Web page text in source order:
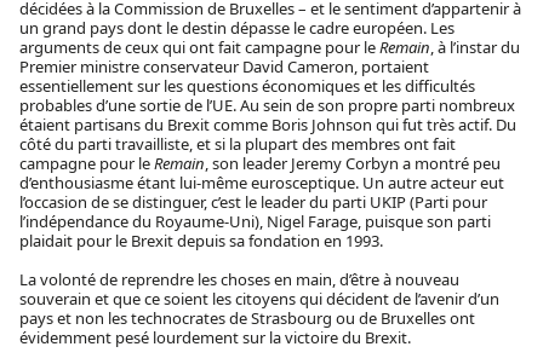
décidées à la Commission de Bruxelles – et le sentiment d’appartenir à
un grand pays dont le destin dépasse le cadre européen. Les
arguments de ceux qui ont fait campagne pour leRemain, à l’instar du
Premier ministre conservateur David Cameron, portaient
essentiellement sur les questions économiques et les difficultés
probables d’une sortie de l’UE. Au sein de son propre parti nombreux
étaient partisans du Brexit comme Boris Johnson qui fut très actif. Du
côté du parti travailliste, et si la plupart des membres ont fait
campagne pour leRemain, son leader Jeremy Corbyn a montré peu
d’enthousiasme étant lui-même eurosceptique. Un autre acteur eut
l’occasion de se distinguer, c’est le leader du parti UKIP (Parti pour
l’indépendance du Royaume-Uni), Nigel Farage, puisque son parti
plaidait pour le Brexit depuis sa fondation en 1993.
La volonté de reprendre les choses en main, d’être à nouveau
souverain et que ce soient les citoyens qui décident de l’avenir d’un
pays et non les technocrates de Strasbourg ou de Bruxelles ont
évidemment pesé lourdement sur la victoire du Brexit.